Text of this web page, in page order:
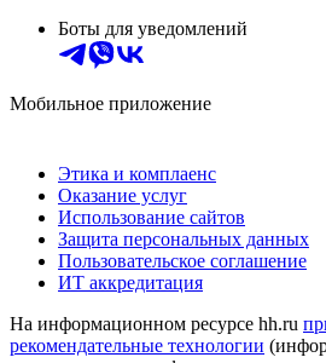
Боты для уведомлений
Мобильное приложение
Этика и комплаенс
Оказание услуг
Использование сайтов
Защита персональных данных
Пользовательское соглашение
ИТ аккредитация
На информационном ресурсе hh.ru
рекомендательные технологии